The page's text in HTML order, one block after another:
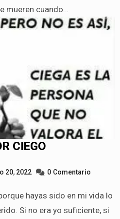
mueren cuando…
CIEGO
20, 2022 0 Comentario
Si no era yo suficiente, si